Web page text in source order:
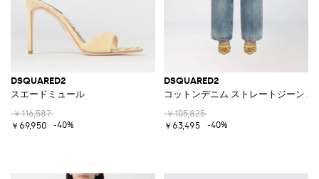
DSQUARED2
スエードミュール
￥116,587
￥69,950
-40%
DSQUARED2
コットンデニム ストレートジーンズ
￥105,825
￥63,495
-40%